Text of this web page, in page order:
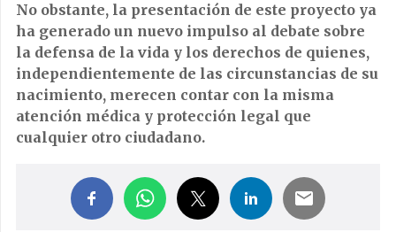
No obstante, la presentación de este proyecto ya
ha generado un nuevo impulso al debate sobre
la defensa de la vida y los derechos de quienes,
independientemente de las circunstancias de su
nacimiento, merecen contar con la misma
atención médica y protección legal que
cualquier otro ciudadano.